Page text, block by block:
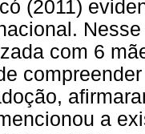
(2011)
com 6
a